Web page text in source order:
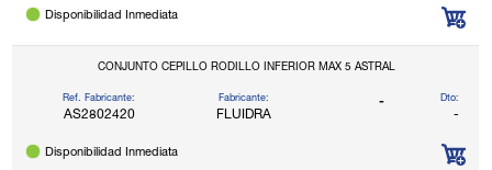
Disponibilidad Inmediata
CONJUNTO CEPILLO RODILLO INFERIOR MAX 5 ASTRAL
Ref. Fabricante:
AS2802420
Fabricante:
FLUIDRA
- Dto:
-
Disponibilidad Inmediata